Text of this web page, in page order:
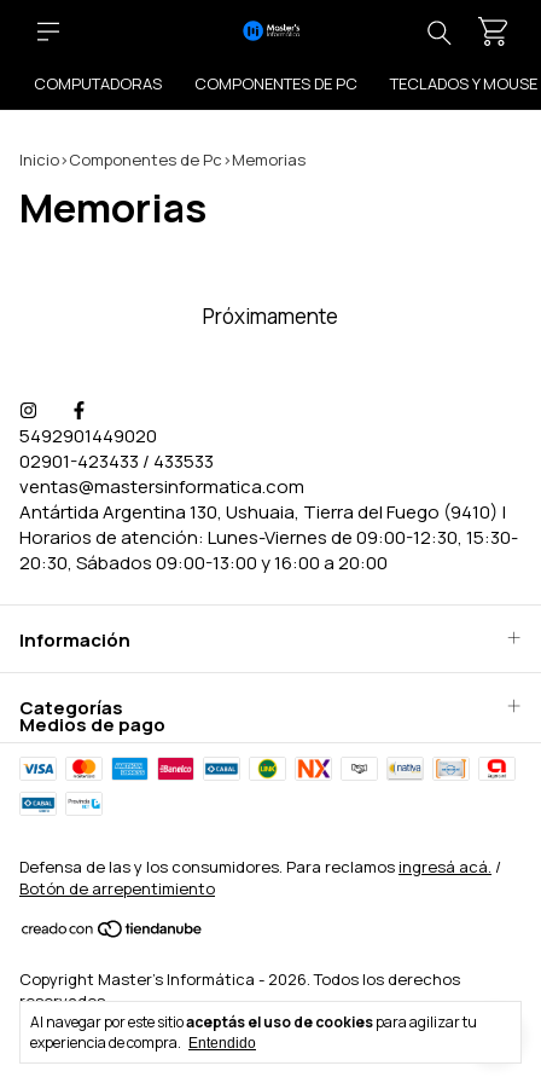
COMPUTADORAS COMPONENTES DE PC TECLADOS Y MOUSE
Al navegar por este sitioaceptás el uso de cookiespara agilizar tu
experiencia de compra.
Entendido
Inicio>Componentes de Pc>Memorias
Memorias
Próximamente
5492901449020
02901-423433 / 433533
ventas@mastersinformatica.com
Antártida Argentina 130, Ushuaia, Tierra del Fuego (9410) |
Horarios de atención: Lunes-Viernes de 09:00-12:30, 15:30-
20:30, Sábados 09:00-13:00 y 16:00 a 20:00
Información
Categorías
Medios de pago
Defensa de las y los consumidores. Para reclamosingresá acá. /
Botón de arrepentimiento
Copyright Master's Informática - 2026. Todos los derechos
reservados.